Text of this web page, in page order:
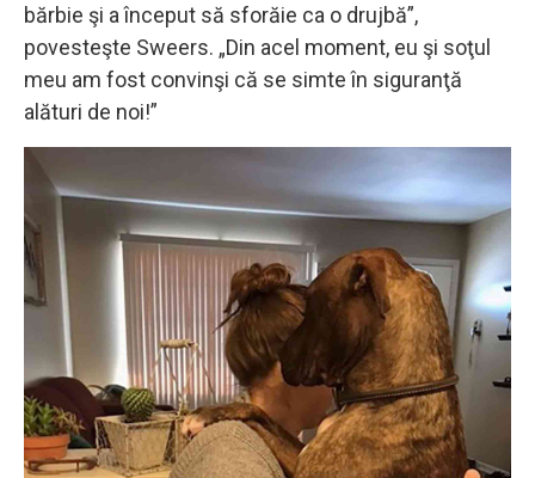
bărbie şi a început să sforăie ca o drujbă”,
povesteşte Sweers. „Din acel moment, eu şi soţul
meu am fost convinşi că se simte în siguranţă
alături de noi!”